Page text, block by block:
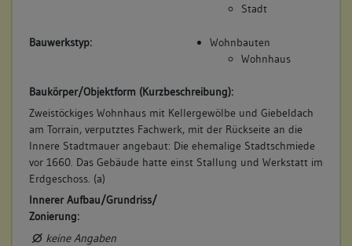
6. Besitzer:in:
Straub, Witwe
Witwe des Johannes Straub
Bemerkung Besitz:
besitzt
Beschreibung:
Beruf / Amt / Titel:
keiner
Betroffene Gebäudeteile:
Stadt
Bauwerkstyp:
Wohnbauten
Wohnhaus
Baukörper/Objektform (Kurzbeschreibung):
Zweistöckiges Wohnhaus mit Kellergewölbe und Giebeldach
am Torrain, verputztes Fachwerk, mit der Rückseite an die
Innere Stadtmauer angebaut: Die ehemalige Stadtschmiede
vor 1660. Das Gebäude hatte einst Stallung und Werkstatt im
Erdgeschoss. (a)
Innerer Aufbau/Grundriss/
Zonierung:
keine Angaben